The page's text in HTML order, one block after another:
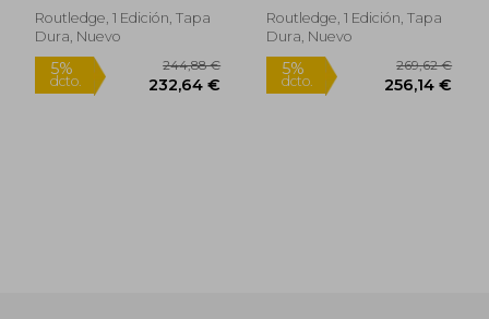
Routledge, 1 Edición, Tapa
Dura, Nuevo
the Community
Series) (en Inglés)
R. Eds.
Routledge, 1 Edición, Tapa
Dura, Nuevo